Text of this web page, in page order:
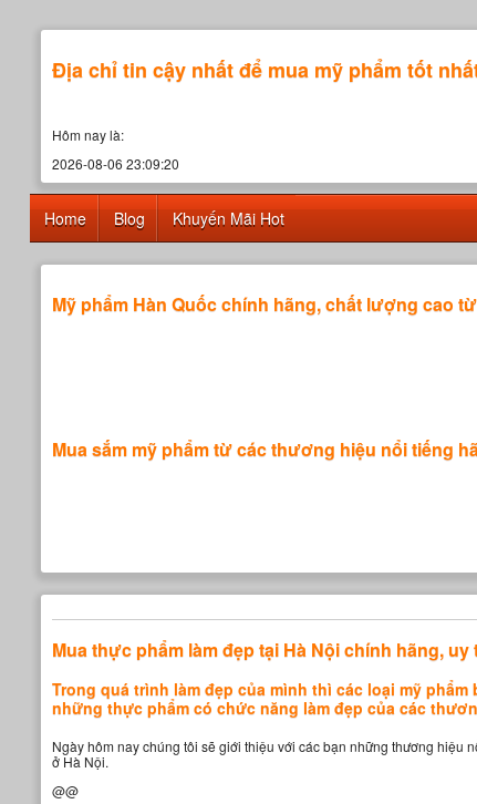
Địa chỉ tin cậy nhất để mua mỹ phẩm tốt
Hôm nay là:
2026-08-06 23:09:20
Home Blog Khuyến Mãi Hot
Mỹ phẩm Hàn Quốc chính hãng, chất lượng cao
Mua sắm mỹ phẩm từ các thương hiệu nổi tiếng
Mua thực phẩm làm đẹp tại Hà Nội chính hãng, uy
Trong quá trình làm đẹp của mình thì các loại mỹ
những thực phẩm có chức năng làm đẹp của các
Ngày hôm nay chúng tôi sẽ giới thiệu với các bạn những thương hiệu
ở Hà Nội.
@@